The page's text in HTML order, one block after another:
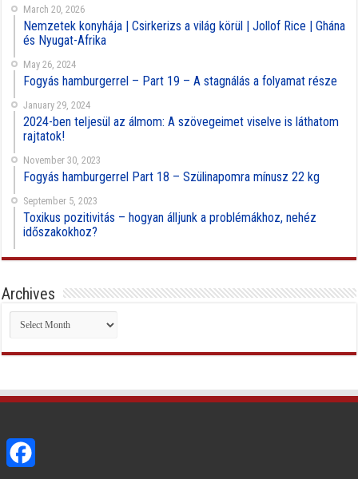
March 20, 2026
Nemzetek konyhája | Csirkerizs a világ körül | Jollof Rice | Ghána
és Nyugat-Afrika
May 26, 2024
Fogyás hamburgerrel – Part 19 – A stagnálás a folyamat része
January 29, 2024
2024-ben teljesül az álmom: A szövegeimet viselve is láthatom
rajtatok!
November 30, 2023
Fogyás hamburgerrel Part 18 – Szülinapomra mínusz 22 kg
September 5, 2023
Toxikus pozitivitás – hogyan álljunk a problémákhoz, nehéz
időszakokhoz?
Archives
Archives